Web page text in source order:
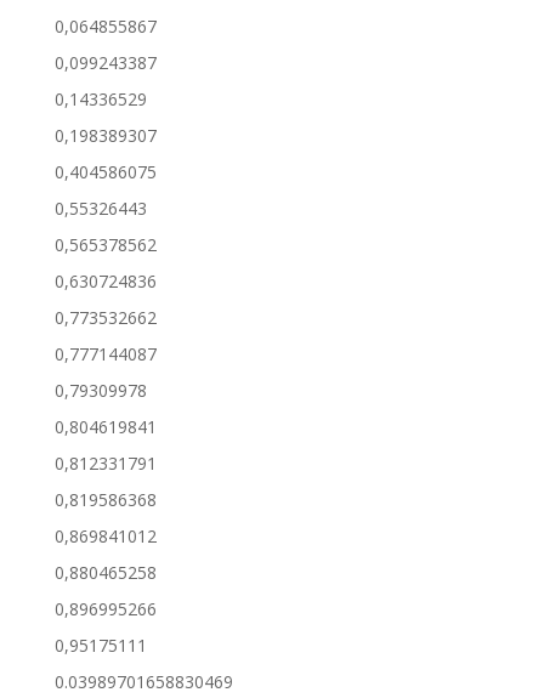
0,064855867
0,099243387
0,14336529
0,198389307
0,404586075
0,55326443
0,565378562
0,630724836
0,773532662
0,777144087
0,79309978
0,804619841
0,812331791
0,819586368
0,869841012
0,880465258
0,896995266
0,95175111
0.03989701658830469